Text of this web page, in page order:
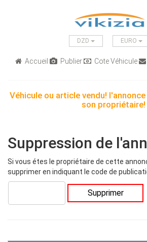
DZD EURO
Accueil Publier Cote Véhicule
Véhicule ou article vendu!
son propriétaire!
Suppression de
Si vous étes le propriétaire de cette
supprimer en indiquant le code de
Supprimer